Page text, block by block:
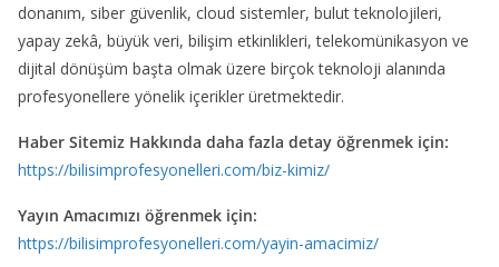
donanım, siber güvenlik, cloud sistemler, bulut teknolojileri,
yapay zekâ, büyük veri, bilişim etkinlikleri, telekomünikasyon ve
dijital dönüşüm başta olmak üzere birçok teknoloji alanında
profesyonellere yönelik içerikler üretmektedir.
Haber Sitemiz Hakkında daha fazla detay öğrenmek için:
https://bilisimprofesyonelleri.com/biz-kimiz/
Yayın Amacımızı öğrenmek için:
https://bilisimprofesyonelleri.com/yayin-amacimiz/